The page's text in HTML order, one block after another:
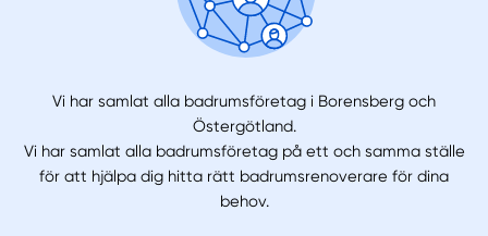
Vi har samlat alla badrumsföretag i Borensberg och
Östergötland.
Vi har samlat alla badrumsföretag på ett och samma ställe
för att hjälpa dig hitta rätt badrumsrenoverare för dina
behov.